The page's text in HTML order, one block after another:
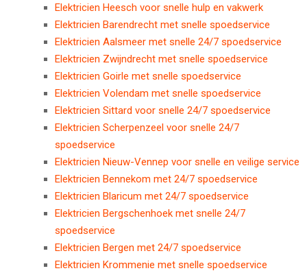
Elektricien Heesch voor snelle hulp en vakwerk
Elektricien Barendrecht met snelle spoedservice
Elektricien Aalsmeer met snelle 24/7 spoedservice
Elektricien Zwijndrecht met snelle spoedservice
Elektricien Goirle met snelle spoedservice
Elektricien Volendam met snelle spoedservice
Elektricien Sittard voor snelle 24/7 spoedservice
Elektricien Scherpenzeel voor snelle 24/7
spoedservice
Elektricien Nieuw-Vennep voor snelle en veilige service
Elektricien Bennekom met 24/7 spoedservice
Elektricien Blaricum met 24/7 spoedservice
Elektricien Bergschenhoek met snelle 24/7
spoedservice
Elektricien Bergen met 24/7 spoedservice
Elektricien Krommenie met snelle spoedservice